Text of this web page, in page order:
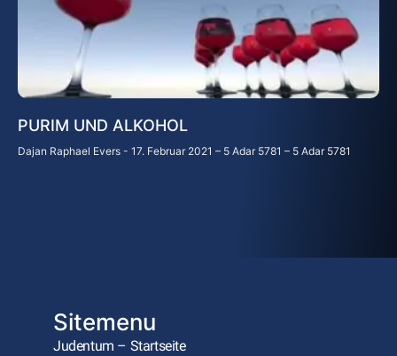
PURIM UND ALKOHOL
Dajan Raphael Evers 17. Februar 2021 – 5 Adar 5781 – 5 Adar 5781
Sitemenu
Judentum – Startseite